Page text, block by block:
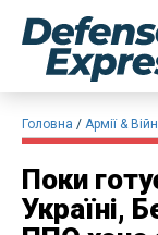
Головна Армії &
Поки
Україні,